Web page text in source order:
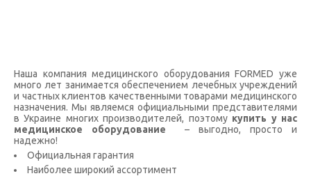
Наша компания медицинского оборудования FORMED уже
много лет занимается обеспечением лечебных учреждений
и частных клиентов качественными товарами медицинского
назначения. Мы являемся официальными представителями
в Украине многих производителей, поэтому купить у нас
медицинское оборудование
– выгодно, просто и
надежно!
Официальная гарантия
Наиболее широкий ассортимент